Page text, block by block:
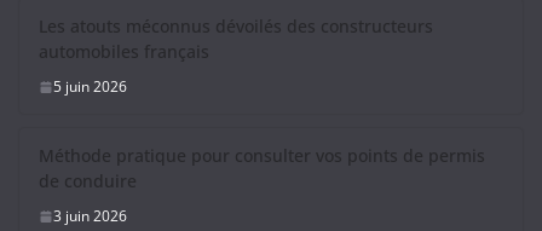
Les atouts méconnus dévoilés des constructeurs
automobiles français
5 juin 2026
Méthode pratique pour consulter vos points de permis
de conduire
3 juin 2026